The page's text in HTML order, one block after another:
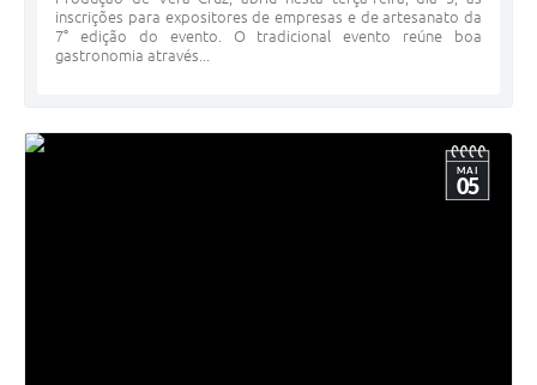
inscrições para expositores de empresas e de artesanato da
7° edição do evento. O tradicional evento reúne boa
gastronomia através...
MAI
05